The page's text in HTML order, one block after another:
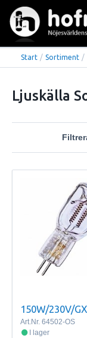
Start / Sortiment /
Ljuskälla
150W/230V/
Art.Nr. 64502-OS
I lager